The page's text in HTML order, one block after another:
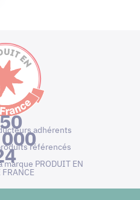
adhérents
référencés
PRODUIT EN
FRANCE